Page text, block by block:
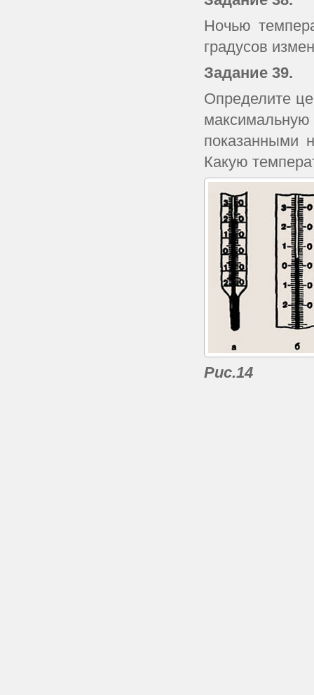
Ночью
градусов
Задание 39.
Определите
показанными
Какую
Рис.14